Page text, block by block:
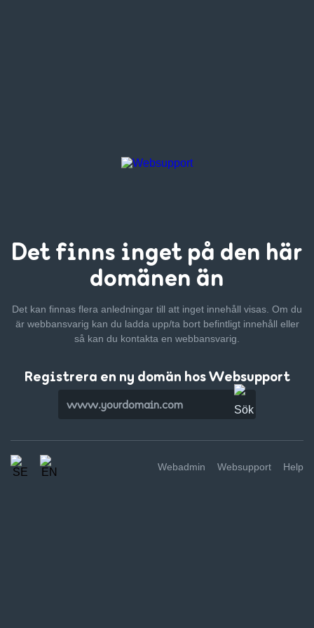
Det finns inget på den här
domänen än
Det kan finnas flera anledningar till att inget innehåll visas. Om du
är webbansvarig kan du ladda upp/ta bort befintligt innehåll eller
så kan du kontakta en webbansvarig.
Registrera en ny domän hos Websupport
Webadmin Websupport Help